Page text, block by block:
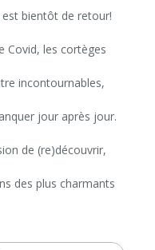
est bientôt de retour!
Covid, les cortèges
incontournables,
jour après jour.
de (re)découvrir,
des plus charmants